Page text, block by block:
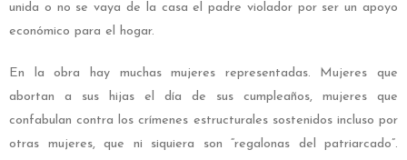
unida o no se vaya de la casa el padre violador por ser un apoyo
económico para el hogar.
En la obra hay muchas mujeres representadas. Mujeres que
abortan a sus hijas el día de sus cumpleaños, mujeres que
confabulan contra los crímenes estructurales sostenidos incluso por
otras mujeres, que ni siquiera son “regalonas del patriarcado”.